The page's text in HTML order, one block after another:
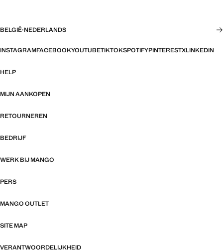
BELGIË·NEDERLANDS
INSTAGRAMFACEBOOKYOUTUBETIKTOKSPOTIFYPINTERESTXLINKEDIN
HELP
MIJN AANKOPEN
RETOURNEREN
BEDRIJF
WERK BIJ MANGO
PERS
MANGO OUTLET
SITE MAP
VERANTWOORDELIJKHEID